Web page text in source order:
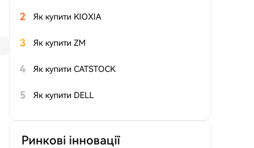
2 Як купити KIOXIA
3 Як купити ZM
4 Як купити CATSTOCK
5 Як купити DELL
Ринкові інновації